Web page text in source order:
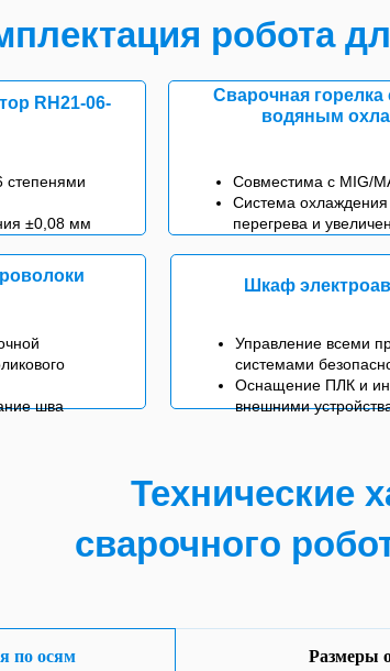
робота
RH21-06-
±0,08 мм
шва
Управление всеми
системами
Оснащение ПЛК и
внешними
Шкаф
Совместима с MIG/
Система
перегрева и
Сварочная
водяным
Технические
сварочного
по осям Размеры